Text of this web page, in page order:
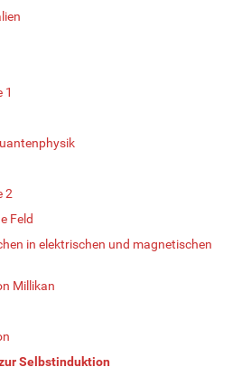
1
2
Feld
in elektrischen und magnetischen
Millikan
Selbstinduktion